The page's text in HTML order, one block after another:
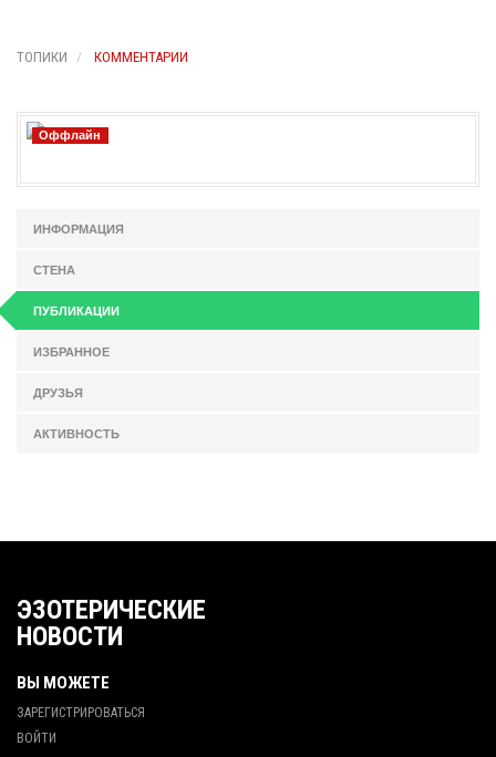
ТОПИКИ КОММЕНТАРИИ
Оффлайн
ИНФОРМАЦИЯ
СТЕНА
ПУБЛИКАЦИИ
ИЗБРАННОЕ
ДРУЗЬЯ
АКТИВНОСТЬ
ЭЗОТЕРИЧЕСКИЕ
НОВОСТИ
ВЫ МОЖЕТЕ
ЗАРЕГИСТРИРОВАТЬСЯ
ВОЙТИ